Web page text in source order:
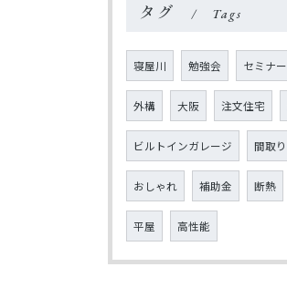
タグ Tags
寝屋川 勉強会 セミナー
外構 大阪 注文住宅
ビルトインガレージ 間取り
おしゃれ 補助金 断熱
平屋 高性能